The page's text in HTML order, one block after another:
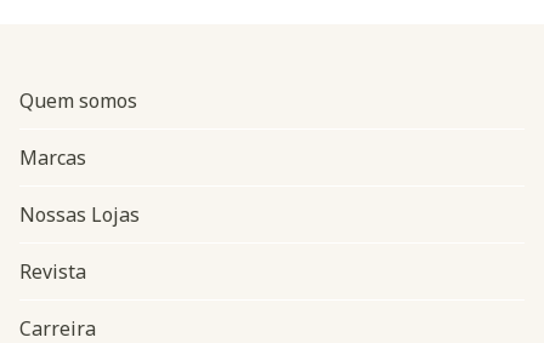
Quem somos
Marcas
Nossas Lojas
Revista
Carreira